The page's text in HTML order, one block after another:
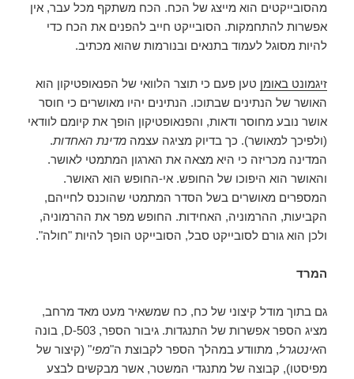
מהסובייקטים הוא מייצג של הכח. הכח משתקף מכל עבר, אין
אפשרות להתחמקות. הסובייקט חייב להפנים את הכח כדי
להיות מסוגל לעמוד בתנאים ובנורמות שהוא מכתיב.
זיגמונט באומן טען פעם כי תוצר הלוואי של הפנאופטיקון הוא
האושר של הנתינים שבתוכו. הנתינים יהיו מאושרים כי חוסר
אושר נובע מחוסר ודאות, והפנאופטיקון הופך את קיומם לוודאי
(ולפיכך למאושר). כך בדיוק מציגה עצמהמדינת האחדות.
המדינה מכריזה כי היא מצאה את הארגון המתמטי לאושר.
והאושר הוא היפוכו של החופש. אי-החופש הוא האושר.
המספרים מאושרים בשל הסדר המתמטי שהוכנס לחייהם,
הקביעות, ההרמוניה, האחידות. החופש מפר את ההרמוניה,
ולכן הוא גורם לסובייקט סבל, הסובייקט הופך להיות "חולה".
המרד
גם בתוך מודל קיצוני של כח, כח שמשאיר מעט מאד מרחב,
מציג הספר אפשרות של התנגדות. גיבור הספר, D-503, בונה
האינטגרל, מתוודע במהלך הספר לקבוצת ה"מפי" (קיצור של
מפיסטו), קבוצה של מתנגדי המשטר, אשר מבקשים לבצע